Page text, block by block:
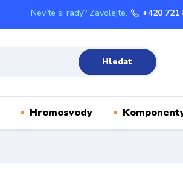
Hledat
Nevíte si rady? Zavolejte. +420 721
Hromosvody